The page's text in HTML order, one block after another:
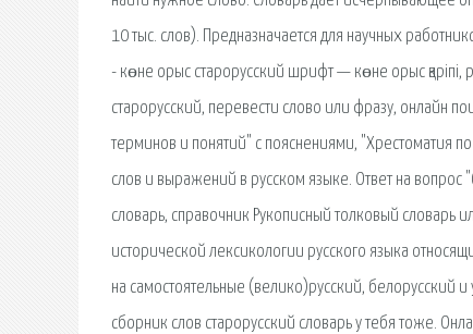
10 тыс. слов). Предназначается для научных
- көне орыс старорусский шрифт — көне орыс қаріпі,
старорусский, перевести слово или фразу, онлайн
терминов и понятий" с пояснениями, "Хрестоматия
слов и выражений в русском языке. Ответ на вопрос
словарь, справочник Рукописный толковый словарь
исторической лексикологии русского языка
на самостоятельные (велико)русский, белорусский
сборник слов старорусский словарь у тебя тоже.